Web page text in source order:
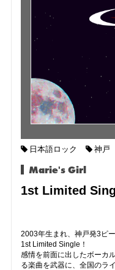
日本語ロック 神戸
Marie's Girl
1st Limited
2003年生まれ、神戸発3ピ
1st Limited Single！
感情を前面に出したボーカ
る楽曲を武器に、全国のラ